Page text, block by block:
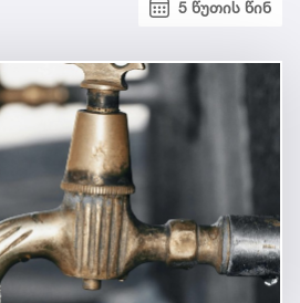
5 წუთის წინ